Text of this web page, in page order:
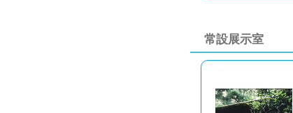
常設展示室